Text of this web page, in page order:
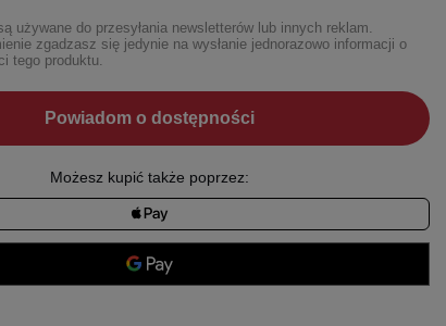
używane do przesyłania newsletterów lub innych reklam.
zgadzasz się jedynie na wysłanie jednorazowo informacji o
tego produktu.
Powiadom o dostępności
Możesz kupić także poprzez: